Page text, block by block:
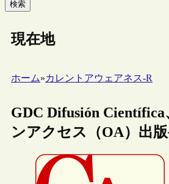
検索
現在地
ホーム»カレントアウェアネス-R
GDC Difusión
ンアクセス（OA）出